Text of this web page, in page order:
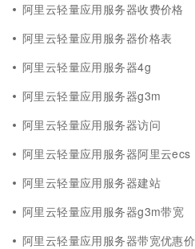
阿里云轻量应用服务器收费价格
阿里云轻量应用服务器价格表
阿里云轻量应用服务器4g
阿里云轻量应用服务器g3m
阿里云轻量应用服务器访问
阿里云轻量应用服务器阿里云ecs
阿里云轻量应用服务器建站
阿里云轻量应用服务器g3m带宽
阿里云轻量应用服务器带宽优惠价